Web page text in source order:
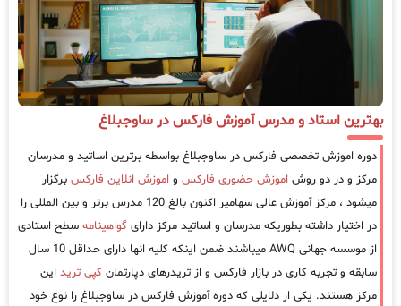
بهترین استاد و مدرس آموزش فارکس در ساوجبلاغ
دوره اموزش تخصصی فارکس در ساوجبلاغ بواسطه برترین اساتید و مدرسان
مرکز و در دو روش اموزش حضوری فارکس و اموزش انلاین فارکس برگزار
میشود ، مرکز آموزش عالی سهامیر اکنون بالغ 120 مدرس برتر و بین المللی را
در اختیار داشته بطوریکه مدرسان و اساتید مرکز دارای گواهینامه سطح استادی
از موسسه جهانی AWQ میباشند ضمن اینکه کلیه انها دارای حداقل 10 سال
سابقه و تجربه کاری در بازار فارکس و از تریدرهای دپارتمان کپی ترید این
مرکز هستند. یکی از دلایلی که دوره آموزش فارکس در ساوجبلاغ را نوع خود